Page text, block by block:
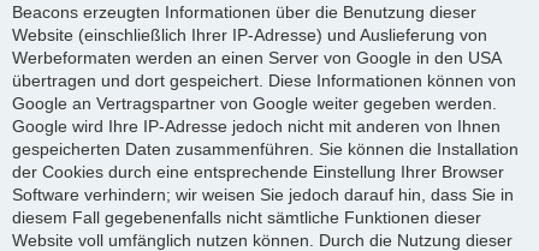
Beacons erzeugten Informationen über die Benutzung dieser
Website (einschließlich Ihrer IP-Adresse) und Auslieferung von
Werbeformaten werden an einen Server von Google in den USA
übertragen und dort gespeichert. Diese Informationen können von
Google an Vertragspartner von Google weiter gegeben werden.
Google wird Ihre IP-Adresse jedoch nicht mit anderen von Ihnen
gespeicherten Daten zusammenführen. Sie können die Installation
der Cookies durch eine entsprechende Einstellung Ihrer Browser
Software verhindern; wir weisen Sie jedoch darauf hin, dass Sie in
diesem Fall gegebenenfalls nicht sämtliche Funktionen dieser
Website voll umfänglich nutzen können. Durch die Nutzung dieser